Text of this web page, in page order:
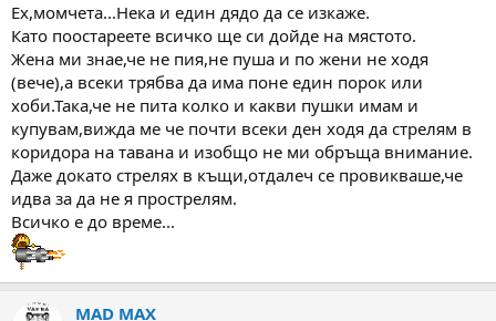
Ех,момчета...Нека и един дядо да се изкаже.
Като поостареете всичко ще си дойде на мястото.
Жена ми знае,че не пия,не пуша и по жени не ходя
(вече),а всеки трябва да има поне един порок или
хоби.Така,че не пита колко и какви пушки имам и
купувам,вижда ме че почти всеки ден ходя да стрелям в
коридора на тавана и изобщо не ми обръща внимание.
Даже докато стрелях в къщи,отдалеч се провикваше,че
идва за да не я прострелям.
Всичко е до време...
MAD MAX